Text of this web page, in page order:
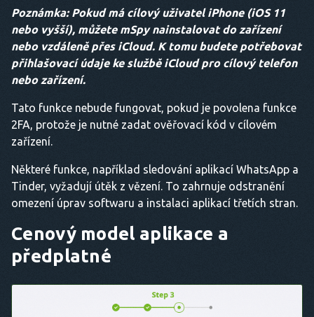
Poznámka: Pokud má cílový uživatel iPhone (iOS 11
nebo vyšší), můžete mSpy nainstalovat do zařízení
nebo vzdáleně přes iCloud. K tomu budete potřebovat
přihlašovací údaje ke službě iCloud pro cílový telefon
nebo zařízení.
Tato funkce nebude fungovat, pokud je povolena funkce
2FA, protože je nutné zadat ověřovací kód v cílovém
zařízení.
Některé funkce, například sledování aplikací WhatsApp a
Tinder, vyžadují útěk z vězení. To zahrnuje odstranění
omezení úprav softwaru a instalaci aplikací třetích stran.
Cenový model aplikace a
předplatné